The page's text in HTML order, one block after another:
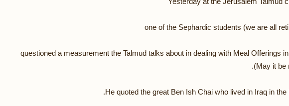
one of the Sephardic students (we are all
He quoted the great Ben Ish Chai who lived in Iraq in the